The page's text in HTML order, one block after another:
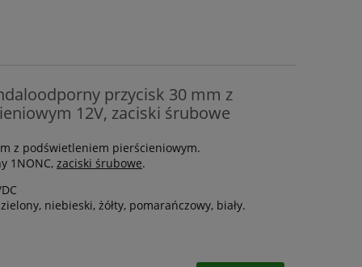
przycisk 30 mm z
12V, zaciski śrubowe
z podświetleniem pierścieniowym.
1NONC,zaciski śrubowe.
niebieski, żółty, pomarańczowy, biały.